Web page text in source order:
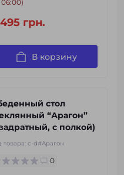
грн.
В корзину
стол
“Арагон”
с полкой)
товара: c-d#Арагон
0